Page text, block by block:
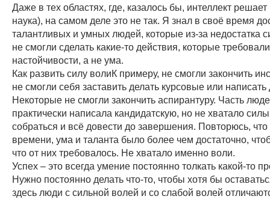
Даже в тех областях, где, казалось бы, интеллект
наука), на самом деле это не так. Я знал в своё время
талантливых и умных людей, которые из-за недостатка
не смогли сделать какие-то действия, которые требовали
настойчивости, а не ума.
Как развить силу волиК примеру, не смогли закончить
не смогли себя заставить делать курсовые или
Некоторые не смогли закончить аспирантуру. Часть
практически написала кандидатскую, но не хватало
собраться и всё довести до завершения. Повторюсь,
времени, ума и таланта было более чем достаточно,
что от них требовалось. Не хватало именно воли.
Успех – это всегда умение постоянно толкать какой-то
Нужно постоянно делать что-то, чтобы хотя бы
здесь люди с сильной волей и со слабой волей